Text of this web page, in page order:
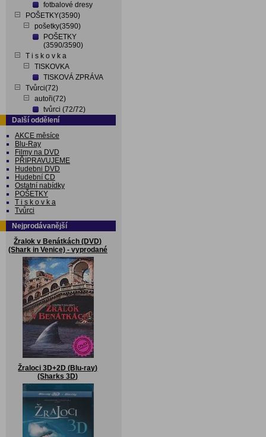
fotbalové dresy
POŠETKY(3590)
pošetky(3590)
POŠETKY
(3590/3590)
T i s k o v k a
TISKOVKA
TISKOVÁ ZPRÁVA
Tvůrci(72)
autoři(72)
tvůrci (72/72)
Další oddělení
AKCE měsíce
Blu-Ray
Filmy na DVD
PŘIPRAVUJEME
Hudebni DVD
Hudební CD
Ostatní nabídky
POŠETKY
T i s k o v k a
Tvůrci
Nejprodávanější
Žralok v Benátkách (DVD)
(Shark in Venice) - vyprodané
Žraloci 3D+2D (Blu-ray)
(Sharks 3D)